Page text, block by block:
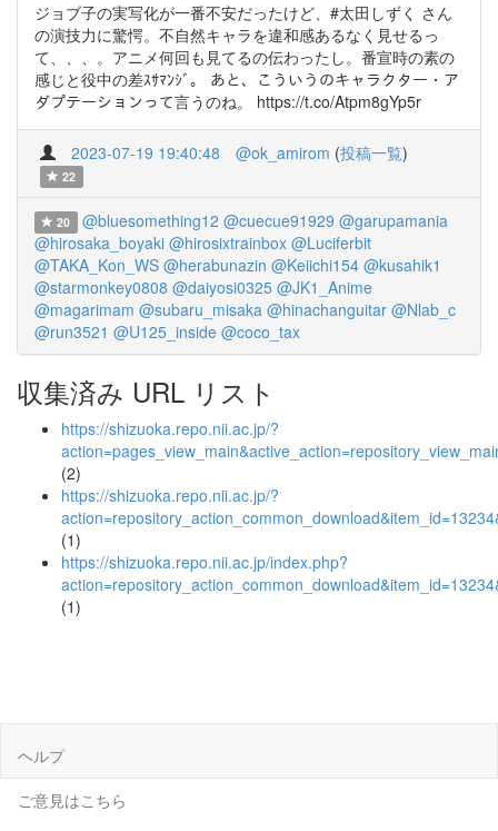
ジョブ子の実写化が一番不安だったけど、#太田しずく さん
の演技力に驚愕。不自然キャラを違和感あるなく見せるっ
て、、、。アニメ何回も見てるの伝わったし。番宣時の素の
感じと役中の差ｽｻﾏﾝｼﾞ。 あと、こういうのキャラクター・ア
ダプテーションって言うのね。 https://t.co/Atpm8gYp5r
2023-07-19 19:40:48 @ok_amirom (投稿一覧)
22
20 @bluesomething12 @cuecue91929 @garupamania
@hirosaka_boyaki @hirosixtrainbox @Luciferbit
@TAKA_Kon_WS @herabunazin @Keiichi154 @kusahik1
@starmonkey0808 @daiyosi0325 @JK1_Anime
@magarimam @subaru_misaka @hinachanguitar @Nlab_c
@run3521 @U125_inside @coco_tax
収集済み URL リスト
https://shizuoka.repo.nii.ac.jp/?
(2)
https://shizuoka.repo.nii.ac.jp/?
(1)
https://shizuoka.repo.nii.ac.jp/index.php?
(1)
ヘルプ
ご意見はこちら